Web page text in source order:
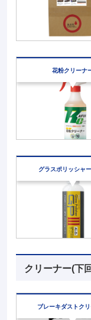
花粉クリーナ
グラスポリッシャ
クリーナー(下
ブレーキダスト ク